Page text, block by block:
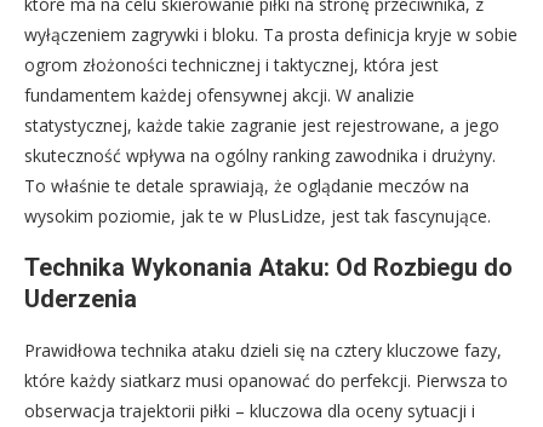
wyłączeniem zagrywki i bloku. Ta prosta definicja kryje w sobie
ogrom złożoności technicznej i taktycznej, która jest
fundamentem każdej ofensywnej akcji. W analizie
statystycznej, każde takie zagranie jest rejestrowane, a jego
skuteczność wpływa na ogólny ranking zawodnika i drużyny.
To właśnie te detale sprawiają, że oglądanie meczów na
wysokim poziomie, jak te w PlusLidze, jest tak fascynujące.
Technika Wykonania Ataku: Od Rozbiegu do
Uderzenia
Prawidłowa technika ataku dzieli się na cztery kluczowe fazy,
które każdy siatkarz musi opanować do perfekcji. Pierwsza to
obserwacja trajektorii piłki – kluczowa dla oceny sytuacji i